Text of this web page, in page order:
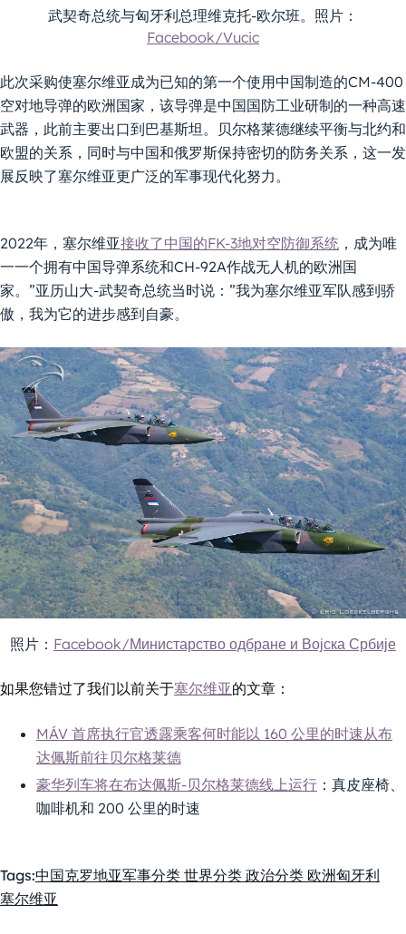
武契奇总统与匈牙利总理维克托-欧尔班。照片：
Facebook/Vucic
此次采购使塞尔维亚成为已知的第一个使用中国制造的CM-400
空对地导弹的欧洲国家，该导弹是中国国防工业研制的一种高速
武器，此前主要出口到巴基斯坦。贝尔格莱德继续平衡与北约和
欧盟的关系，同时与中国和俄罗斯保持密切的防务关系，这一发
展反映了塞尔维亚更广泛的军事现代化努力。
2022年，塞尔维亚接收了中国的FK-3地对空防御系统 ，成为唯
一一个拥有中国导弹系统和CH-92A作战无人机的欧洲国
家。”亚历山大-武契奇总统当时说：”我为塞尔维亚军队感到骄
傲，我为它的进步感到自豪。
照片： Facebook/Министарство одбране и Војска Србије
如果您错过了我们以前关于塞尔维亚的文章：
MÁV 首席执行官透露乘客何时能以 160 公里的时速从布
达佩斯前往贝尔格莱德
豪华列车将在布达佩斯-贝尔格莱德线上运行 ：真皮座椅、
咖啡机和 200 公里的时速
Tags:中国克罗地亚军事分类 世界分类 政治分类 欧洲匈牙利
塞尔维亚